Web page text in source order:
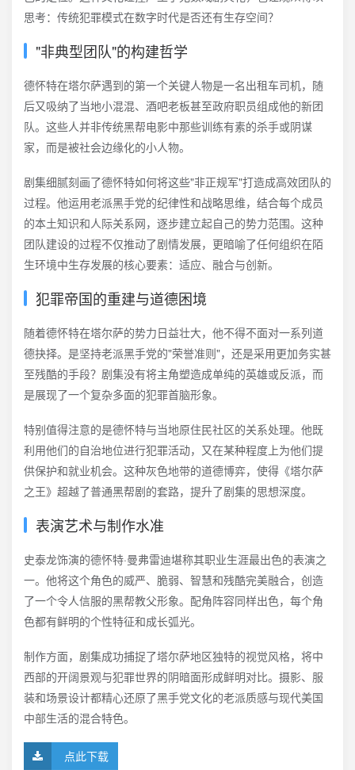
思考：传统犯罪模式在数字时代是否还有生存空间？
"非典型团队"的构建哲学
德怀特在塔尔萨遇到的第一个关键人物是一名出租车司机，随
后又吸纳了当地小混混、酒吧老板甚至政府职员组成他的新团
队。这些人并非传统黑帮电影中那些训练有素的杀手或阴谋
家，而是被社会边缘化的小人物。
剧集细腻刻画了德怀特如何将这些"非正规军"打造成高效团队的
过程。他运用老派黑手党的纪律性和战略思维，结合每个成员
的本土知识和人际关系网，逐步建立起自己的势力范围。这种
团队建设的过程不仅推动了剧情发展，更暗喻了任何组织在陌
生环境中生存发展的核心要素：适应、融合与创新。
犯罪帝国的重建与道德困境
随着德怀特在塔尔萨的势力日益壮大，他不得不面对一系列道
德抉择。是坚持老派黑手党的"荣誉准则"，还是采用更加务实甚
至残酷的手段？剧集没有将主角塑造成单纯的英雄或反派，而
是展现了一个复杂多面的犯罪首脑形象。
特别值得注意的是德怀特与当地原住民社区的关系处理。他既
利用他们的自治地位进行犯罪活动，又在某种程度上为他们提
供保护和就业机会。这种灰色地带的道德博弈，使得《塔尔萨
之王》超越了普通黑帮剧的套路，提升了剧集的思想深度。
表演艺术与制作水准
史泰龙饰演的德怀特·曼弗雷迪堪称其职业生涯最出色的表演之
一。他将这个角色的威严、脆弱、智慧和残酷完美融合，创造
了一个令人信服的黑帮教父形象。配角阵容同样出色，每个角
色都有鲜明的个性特征和成长弧光。
制作方面，剧集成功捕捉了塔尔萨地区独特的视觉风格，将中
西部的开阔景观与犯罪世界的阴暗面形成鲜明对比。摄影、服
装和场景设计都精心还原了黑手党文化的老派质感与现代美国
中部生活的混合特色。
点此下载